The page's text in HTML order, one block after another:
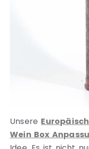
Unsere
Wein Box